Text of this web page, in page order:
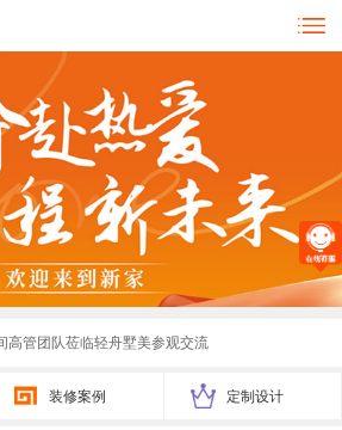
高管团队莅临轻舟墅美参观交流
墅美装饰亮相市监局315展会，...
装修案例 定制设计